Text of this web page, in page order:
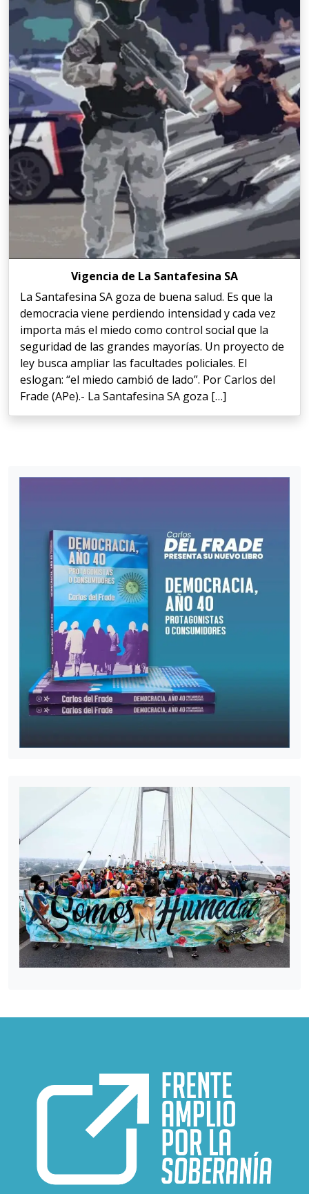
Vigencia de La Santafesina SA
La Santafesina SA goza de buena salud. Es que la
democracia viene perdiendo intensidad y cada vez
importa más el miedo como control social que la
seguridad de las grandes mayorías. Un proyecto de
ley busca ampliar las facultades policiales. El
eslogan: “el miedo cambió de lado”. Por Carlos del
Frade (APe).- La Santafesina SA goza […]